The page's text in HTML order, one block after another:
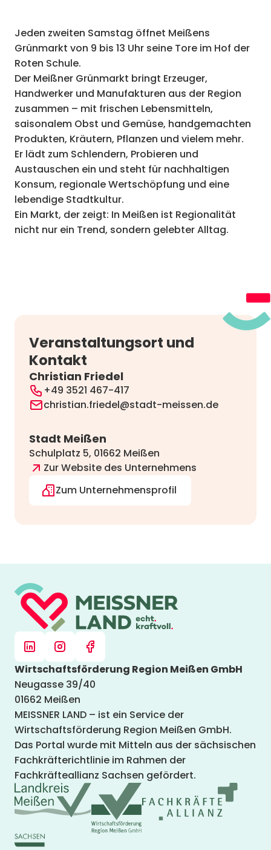
Jeden zweiten Samstag öffnet Meißens
Grünmarkt von 9 bis 13 Uhr seine Tore im Hof der
Roten Schule.
Der Meißner Grünmarkt bringt Erzeuger,
Handwerker und Manufakturen aus der Region
zusammen – mit frischen Lebensmitteln,
saisonalem Obst und Gemüse, handgemachten
Produkten, Kräutern, Pflanzen und vielem mehr.
Er lädt zum Schlendern, Probieren und
Austauschen ein und steht für nachhaltigen
Konsum, regionale Wertschöpfung und eine
lebendige Stadtkultur.
Ein Markt, der zeigt: In Meißen ist Regionalität
nicht nur ein Trend, sondern gelebter Alltag.
Veranstaltungsort und
Kontakt
Christian Friedel
+49 3521 467-417
christian.friedel@stadt-meissen.de
Stadt Meißen
Schulplatz 5, 01662 Meißen
Zur Website des Unternehmens
Zum Unternehmensprofil
Wirtschaftsförderung Region Meißen GmbH
Neugasse 39/40
01662 Meißen
MEISSNER LAND – ist ein Service der
Wirtschaftsförderung Region Meißen GmbH.
Das Portal wurde mit Mitteln aus der sächsischen
Fachkräfterichtlinie im Rahmen der
Fachkräfteallianz Sachsen gefördert.